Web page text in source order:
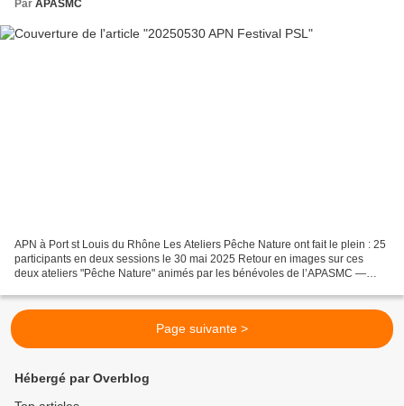
Par APASMC
APN à Port st Louis du Rhône Les Ateliers Pêche Nature ont fait le plein : 25
participants en deux sessions le 30 mai 2025 Retour en images sur ces
deux ateliers "Pêche Nature" animés par les bénévoles de l’APASMC —
Page suivante >
Hébergé par Overblog